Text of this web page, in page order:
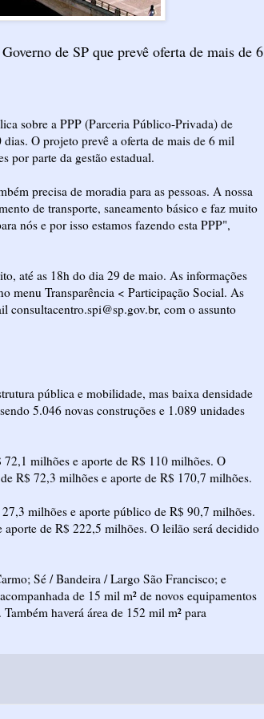
de SP que prevê oferta de mais de 6
sobre a PPP (Parceria Público-Privada) de
O projeto prevê a oferta de mais de 6 mil
por parte da gestão estadual.
precisa de moradia para as pessoas. A nossa
de transporte, saneamento básico e faz muito
nós e por isso estamos fazendo esta PPP",
até as 18h do dia 29 de maio. As informações
menu Transparência < Participação Social. As
consultacentro.spi@sp.gov.br, com o assunto
pública e mobilidade, mas baixa densidade
5.046 novas construções e 1.089 unidades
milhões e aporte de R$ 110 milhões. O
R$ 72,3 milhões e aporte de R$ 170,7 milhões.
milhões e aporte público de R$ 90,7 milhões.
de R$ 222,5 milhões. O leilão será decidido
Sé / Bandeira / Largo São Francisco; e
de 15 mil m² de novos equipamentos
haverá área de 152 mil m² para